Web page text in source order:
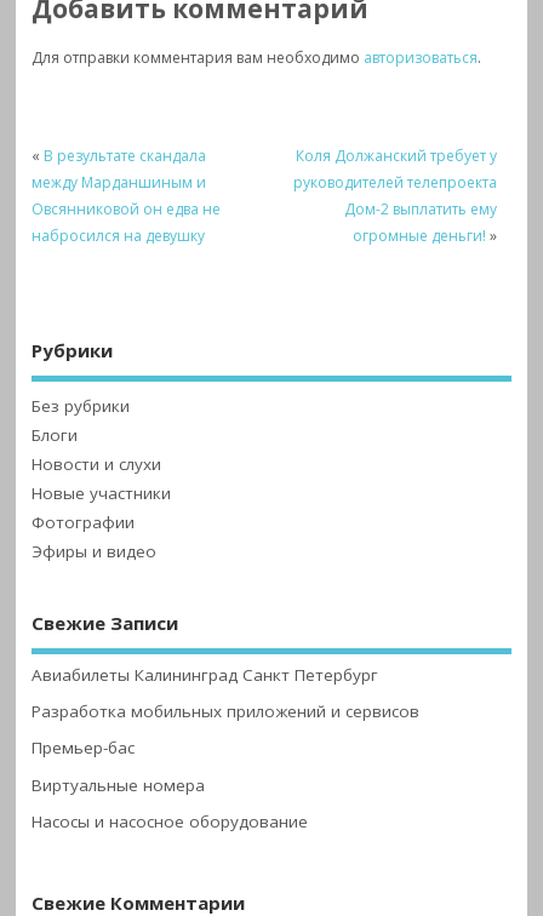
Добавить комментарий
Для отправки комментария вам необходимо авторизоваться.
« В результате скандала
между Марданшиным и
Овсянниковой он едва не
набросился на девушку
Коля Должанский требует у
руководителей телепроекта
Дом-2 выплатить ему
огромные деньги! »
Рубрики
Без рубрики
Блоги
Новости и слухи
Новые участники
Фотографии
Эфиры и видео
Свежие Записи
Авиабилеты Калининград Санкт Петербург
Разработка мобильных приложений и сервисов
Премьер-бас
Виртуальные номера
Насосы и насосное оборудование
Свежие Комментарии